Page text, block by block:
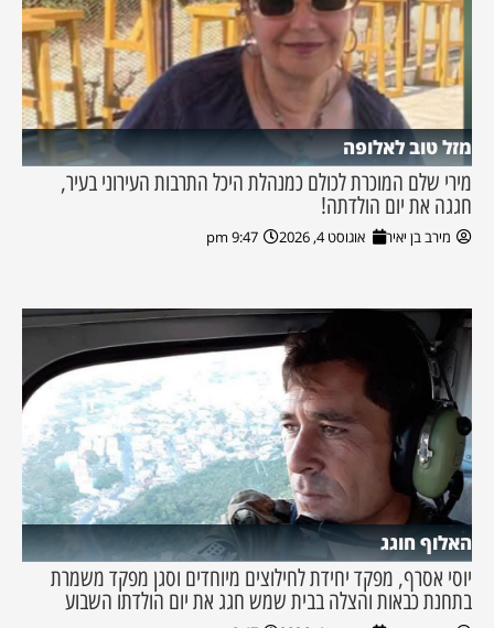
מזל טוב לאלופה
מירי שלם המוכרת לכולם כמנהלת היכל התרבות העירוני בעיר,
חגגה את יום הולדתה!
מירב בן יאיר אוגוסט 4, 2026 9:47 pm
האלוף חוגג
יוסי אסרף, מפקד יחידת לחילוצים מיוחדים וסגן מפקד משמרת
בתחנת כבאות והצלה בבית שמש חגג את יום הולדתו השבוע